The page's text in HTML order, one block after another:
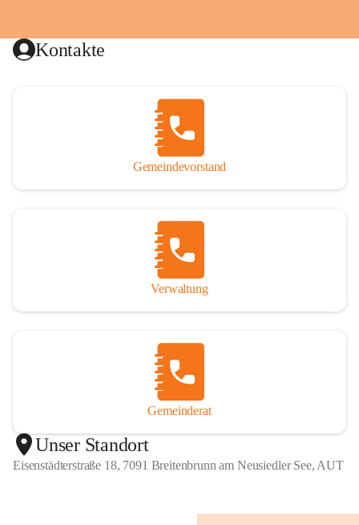
Kontakte
Gemeindevorstand
Verwaltung
Gemeinderat
Unser Standort
Eisenstädterstraße 18, 7091 Breitenbrunn am Neusiedler See, AUT